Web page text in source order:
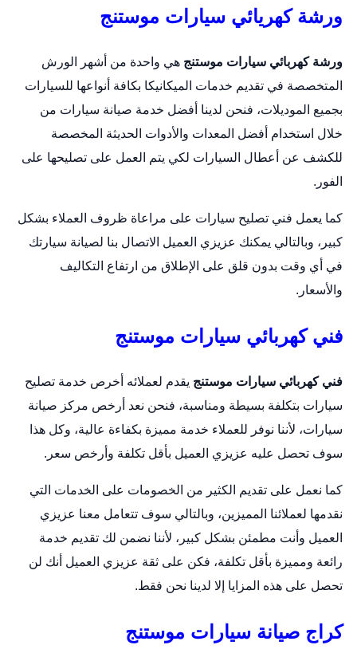
ورشة كهريائي سيارات موستنج
ورشة كهربائي سيارات موستنج هي واحدة من أشهر الورش
المتخصصة في تقديم خدمات الميكانيكا بكافة أنواعها للسيارات
بجميع الموديلات، فنحن لدينا أفضل خدمة صيانة سيارات من
خلال استخدام أفضل المعدات والأدوات الحديثة المخصصة
للكشف عن أعطال السيارات لكي يتم العمل على تصليحها على
الفور.
كما يعمل فني تصليح سيارات على مراعاة ظروف العملاء بشكل
كبير، وبالتالي يمكنك عزيزي العميل الاتصال بنا لصيانة سيارتك
في أي وقت بدون قلق على الإطلاق من ارتفاع التكاليف
والأسعار.
فني كهربائي سيارات موستنج
فني كهربائي سيارات موستنج يقدم لعملائه أخرص خدمة تصليح
سيارات بتكلفة بسيطة ومناسبة، فنحن نعد أرخص مركز صيانة
سيارات، لأننا نوفر للعملاء خدمة مميزة بكفاءة عالية، وكل هذا
سوف تحصل عليه عزيزي العميل بأقل تكلفة وأرخص سعر.
كما نعمل على تقديم الكثير من الخصومات على الخدمات التي
نقدمها لعملائنا المميزين، وبالتالي سوف تتعامل معنا عزيزي
العميل وأنت مطمئن بشكل كبير، لأننا نضمن لك تقديم خدمة
رائعة ومميزة بأقل تكلفة، فكن على ثقة عزيزي العميل أنك لن
تحصل على هذه المزايا إلا لدينا نحن فقط.
كراج صيانة سيارات موستنج